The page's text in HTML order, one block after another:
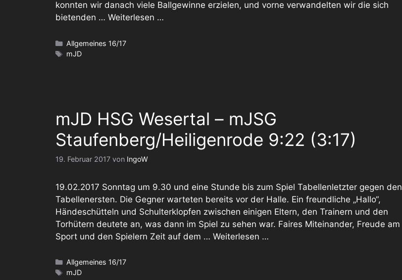
konnten wir danach viele Ballgewinne erzielen, und vorne verwandelten wir die sich
bietenden … Weiterlesen …
Kategorien
Allgemeines 16/17
Schlagwörter
mJD
mJD HSG Wesertal – mJSG
Staufenberg/Heiligenrode 9:22 (3:17)
19. Februar 2017 von IngoW
19.02.2017 Sonntag um 9.30 und eine Stunde bis zum Spiel Tabellenletzter gegen den
Tabellenersten. Die Gegner warteten bereits vor der Halle. Ein freundliche „Hallo“,
Händeschütteln und Schulterklopfen zwischen einigen Eltern, den Trainern und den
Torhütern deutete an, was dann im Spiel zu sehen war. Faires Miteinander, Freude am
Sport und den Spielern Zeit auf dem … Weiterlesen …
Kategorien
Allgemeines 16/17
Schlagwörter
mJD